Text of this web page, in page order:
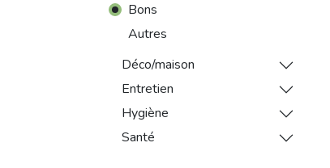
Bons
Autres
Déco/maison
Entretien
Hygiène
Santé